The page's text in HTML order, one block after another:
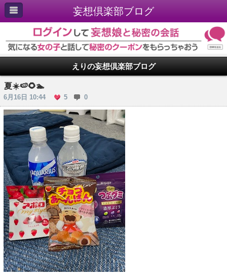
妄想倶楽部ブログ
えりの妄想倶楽部ブログ
夏☀️🍉🌻🏊
6月16日 10:44 5 0